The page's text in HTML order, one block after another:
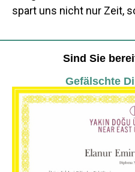
spart uns nicht nur Zeit,
Sind Sie
Gefälschte